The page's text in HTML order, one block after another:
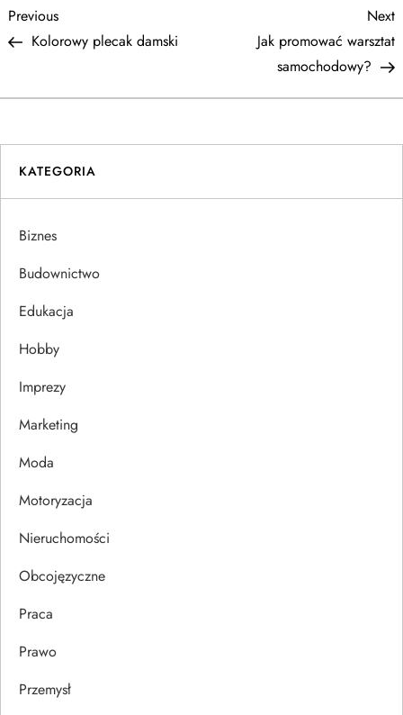
N
w
i
g
a
c
a
w
p
u
Previous
Post
Previous
Kolorowy plecak damski
Next
Jak promować warsztat
samochodowy?
KATEGORIA
Biznes
Budownictwo
Edukacja
Hobby
Imprezy
Marketing
Moda
Motoryzacja
Nieruchomości
Obcojęzyczne
Praca
Prawo
Przemysł